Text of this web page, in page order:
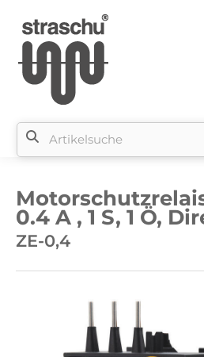
0.4 A , 1 S, 1 Ö,
ZE-0,4